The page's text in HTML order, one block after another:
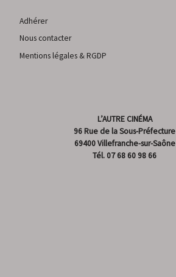
Adhérer
Nous contacter
Mentions légales & RGDP
L’AUTRE CINÉMA
96 Rue de la Sous-Préfecture
69400 Villefranche-sur-Saône
Tél. 07 68 60 98 66